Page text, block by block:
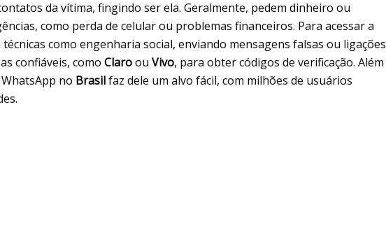
da vítima, fingindo ser ela. Geralmente, pedem dinheiro ou
como perda de celular ou problemas financeiros. Para acessar a
como engenharia social, enviando mensagens falsas ou ligações
confiáveis, como Claroou Vivo, para obter códigos de verificação. Além
no Brasilfaz dele um alvo fácil, com milhões de usuários